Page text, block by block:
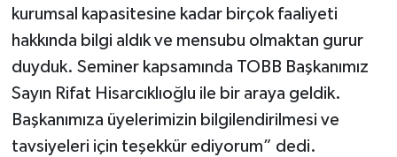
kurumsal kapasitesine kadar birçok faaliyeti
hakkında bilgi aldık ve mensubu olmaktan gurur
duyduk. Seminer kapsamında TOBB Başkanımız
Sayın Rifat Hisarcıklıoğlu ile bir araya geldik.
Başkanımıza üyelerimizin bilgilendirilmesi ve
tavsiyeleri için teşekkür ediyorum” dedi.